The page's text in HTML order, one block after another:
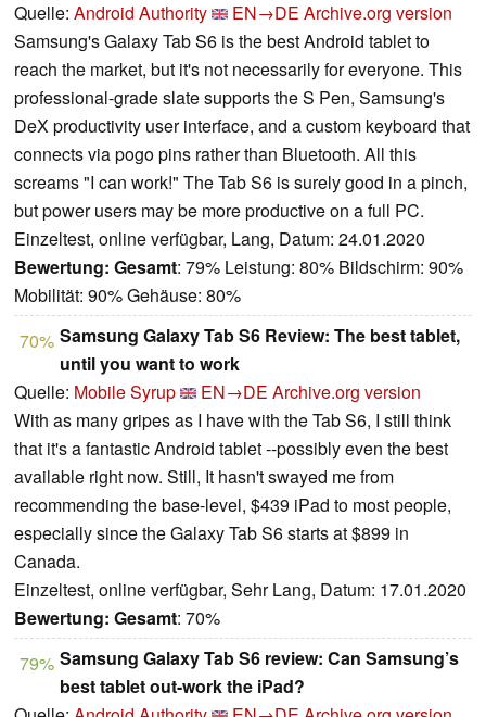
Quelle: Android Authority EN→DE Archive.org version
Samsung's Galaxy Tab S6 is the best Android tablet to
reach the market, but it's not necessarily for everyone. This
professional-grade slate supports the S Pen, Samsung's
DeX productivity user interface, and a custom keyboard that
connects via pogo pins rather than Bluetooth. All this
screams "I can work!" The Tab S6 is surely good in a pinch,
but power users may be more productive on a full PC.
Einzeltest, online verfügbar, Lang, Datum: 24.01.2020
Bewertung: Gesamt: 79% Leistung: 80% Bildschirm: 90%
Mobilität: 90% Gehäuse: 80%
70% Samsung Galaxy Tab S6 Review: The best tablet,
until you want to work
Quelle: Mobile Syrup EN→DE Archive.org version
With as many gripes as I have with the Tab S6, I still think
that it's a fantastic Android tablet --possibly even the best
available right now. Still, It hasn't swayed me from
recommending the base-level, $439 iPad to most people,
especially since the Galaxy Tab S6 starts at $899 in
Canada.
Einzeltest, online verfügbar, Sehr Lang, Datum: 17.01.2020
Bewertung: Gesamt: 70%
79% Samsung Galaxy Tab S6 review: Can Samsung’s
best tablet out-work the iPad?